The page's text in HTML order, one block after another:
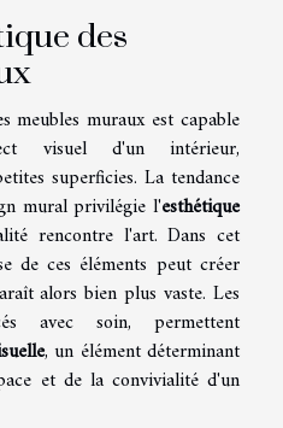
des
meubles muraux est capable
visuel d'un intérieur,
superficies. La tendance
mural privilégie l'esthétique
rencontre l'art. Dans cet
de ces éléments peut créer
alors bien plus vaste. Les
avec soin, permettent
, un élément déterminant
et de la convivialité d'un